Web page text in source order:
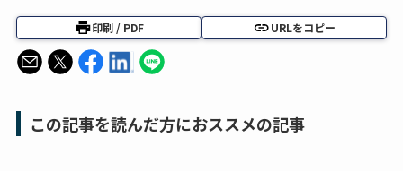
印刷 / PDF URLをコピー
この記事を読んだ方におススメの記事